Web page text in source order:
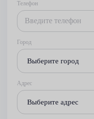
Телефон
Город
Выберите город
Адрес
Выберите адрес